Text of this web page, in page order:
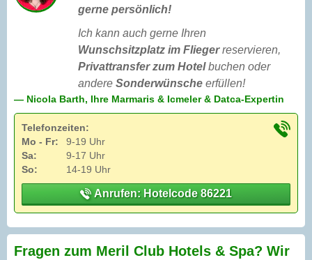
gerne persönlich!
Ich kann auch gerne Ihren
Wunschsitzplatz im Fliegerreservieren,
Privattransfer zum Hotelbuchen oder
andere Sonderwünsche erfüllen!
— Nicola Barth, Ihre Marmaris & Icmeler & Datca-Expertin
Telefonzeiten:
Mo - Fr:
9-19 Uhr
Sa:
9-17 Uhr
So:
14-19 Uhr
Anrufen: Hotelcode 86221
Fragen zum Meril Club Hotels & Spa? Wir